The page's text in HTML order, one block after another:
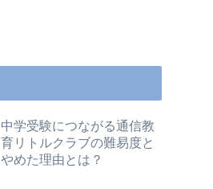
中学受験につながる通信教
育リトルクラブの難易度と
やめた理由とは？